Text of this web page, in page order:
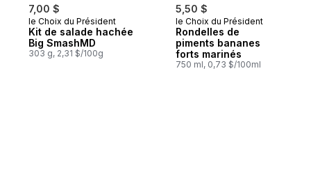
7,00 $
le Choix du Président
Kit de salade hachée
Big SmashMD
303 g, 2,31 $/100g
5,50 $
le Choix du Président
Rondelles de
piments bananes
forts marinés
750 ml, 0,73 $/100ml